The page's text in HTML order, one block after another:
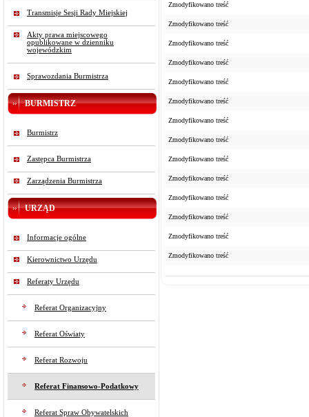
Transmisje Sesji Rady Miejskiej
Akty prawa miejscowego
opublikowane w dzienniku
wojewódzkim
Sprawozdania Burmistrza
BURMISTRZ
Burmistrz
Zastępca Burmistrza
Zarządzenia Burmistrza
URZĄD
Informacje ogólne
Kierownictwo Urzędu
Referaty Urzędu
Referat Organizacyjny
Referat Oświaty
Referat Rozwoju
Referat Finansowo-Podatkowy
Referat Spraw Obywatelskich
Zmodyfikowano treść
Zmodyfikowano treść
Zmodyfikowano treść
Zmodyfikowano treść
Zmodyfikowano treść
Zmodyfikowano treść
Zmodyfikowano treść
Zmodyfikowano treść
Zmodyfikowano treść
Zmodyfikowano treść
Zmodyfikowano treść
Zmodyfikowano treść
Zmodyfikowano treść
Zmodyfikowano treść